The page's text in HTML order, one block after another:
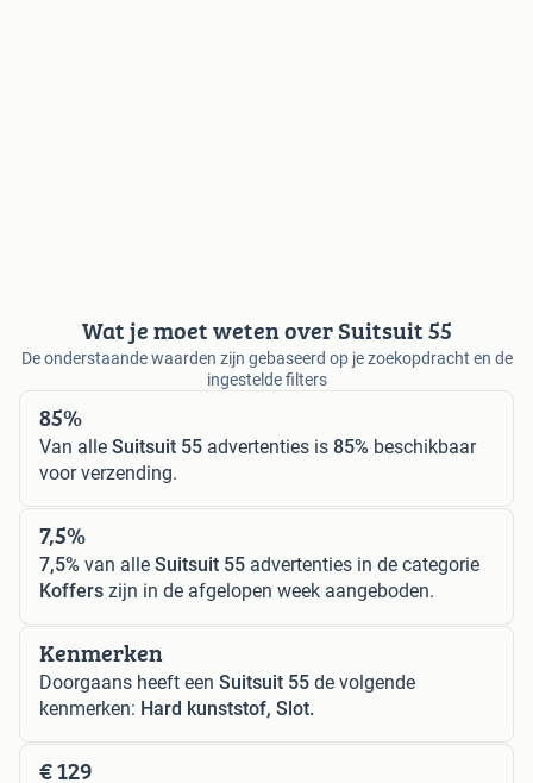
Wat je moet weten over Suitsuit 55
De onderstaande waarden zijn gebaseerd op je zoekopdracht en de
ingestelde filters
85%
Van alle Suitsuit 55 advertenties is 85% beschikbaar
voor verzending.
7,5%
7,5% van alle Suitsuit 55 advertenties in de categorie
Koffers zijn in de afgelopen week aangeboden.
Kenmerken
Doorgaans heeft een Suitsuit 55 de volgende
kenmerken: Hard kunststof, Slot.
€ 129